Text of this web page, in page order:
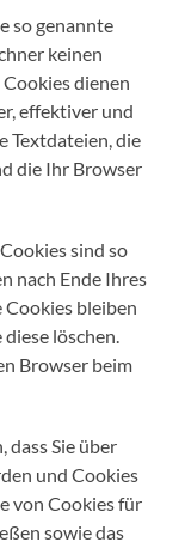
so genannte
keinen
dienen
effektiver und
Textdateien, die
die Ihr Browser
sind so
nach Ende Ihres
Cookies bleiben
löschen.
Browser beim
dass Sie über
und Cookies
von Cookies für
sowie das